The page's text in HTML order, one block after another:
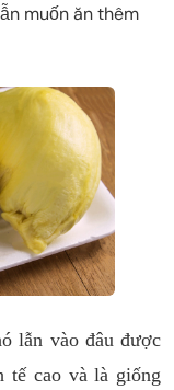
muốn ăn thêm
lẫn vào đâu được
tế cao và là giống